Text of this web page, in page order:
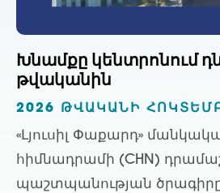
Խնամքը կենտրոնում
թվականին
2026 ԹՎԱԿԱՆԻ
«Լյուսիլ Փաքարդ»
հիմնադրամի (CHN)
պաշտպանության